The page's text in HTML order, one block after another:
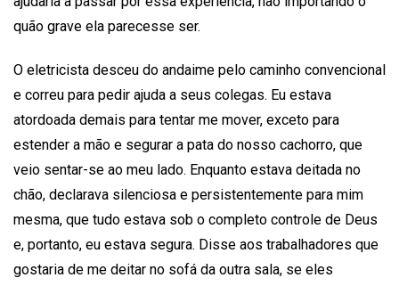
quão grave ela parecesse ser.
O eletricista desceu do andaime pelo caminho convencional
e correu para pedir ajuda a seus colegas. Eu estava
atordoada demais para tentar me mover, exceto para
estender a mão e segurar a pata do nosso cachorro, que
veio sentar-se ao meu lado. Enquanto estava deitada no
chão, declarava silenciosa e persistentemente para mim
mesma, que tudo estava sob o completo controle de Deus
e, portanto, eu estava segura. Disse aos trabalhadores que
gostaria de me deitar no sofá da outra sala, se eles